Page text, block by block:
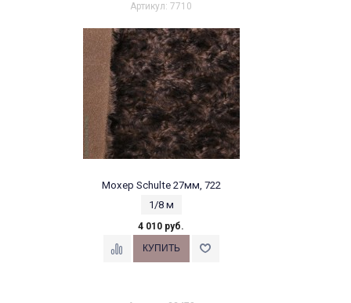
Артикул: 7710
Мохер Schulte 27мм, 722
1/8 м
4 010 руб.